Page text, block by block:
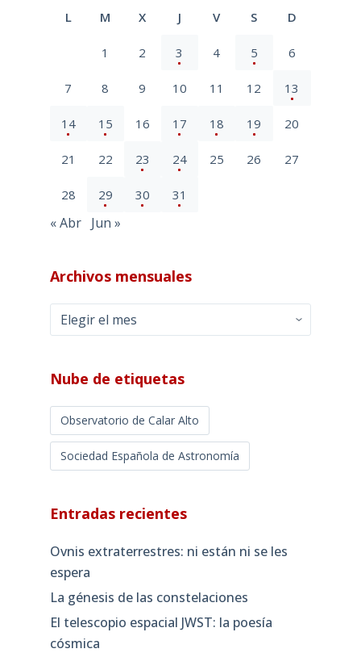
L M X J V S D
1 2 3 4 5 6
7 8 9 10 11 12 13
14 15 16 17 18 19 20
21 22 23 24 25 26 27
28 29 30 31
« Abr Jun »
Archivos mensuales
Archivos
mensuales
Nube de etiquetas
Observatorio de Calar Alto
Sociedad Española de Astronomía
Entradas recientes
Ovnis extraterrestres: ni están ni se les
espera
La génesis de las constelaciones
El telescopio espacial JWST: la poesía
cósmica